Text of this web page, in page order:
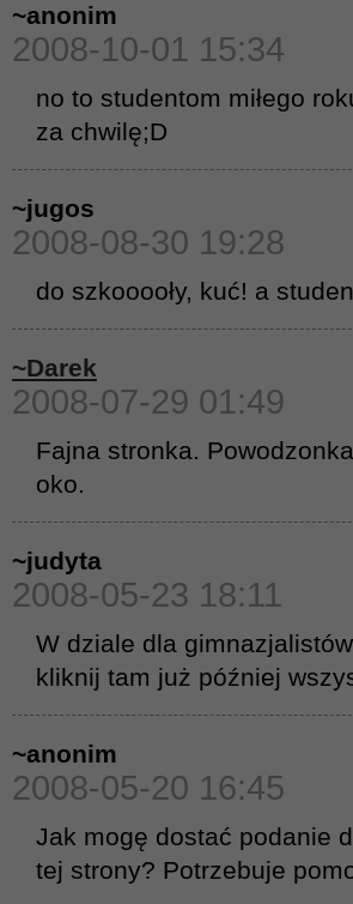
~anonim
2008-10-01 15:34
no to studentom miłego
za chwilę;D
~jugos
2008-08-30 19:28
do szkooooły, kuć! a
~Darek
2008-07-29 01:49
Fajna stronka.
oko.
~judyta
2008-05-23 18:11
W dziale dla
kliknij tam już później
~anonim
2008-05-20 16:45
Jak mogę dostać podanie
tej strony? Potrzebuje